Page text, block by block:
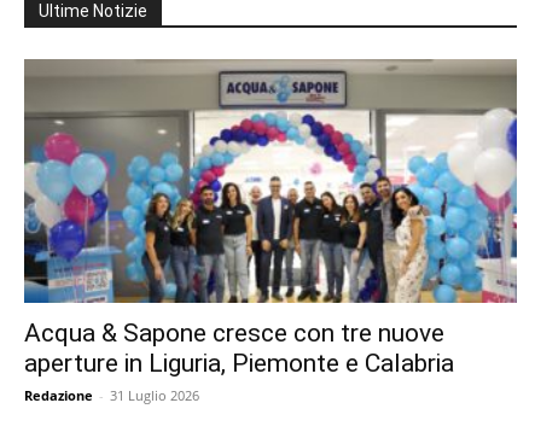
Ultime Notizie
Acqua & Sapone cresce con tre nuove
aperture in Liguria, Piemonte e Calabria
Redazione - 31 Luglio 2026